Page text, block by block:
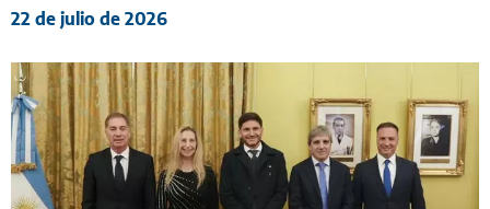
22 de julio de 2026